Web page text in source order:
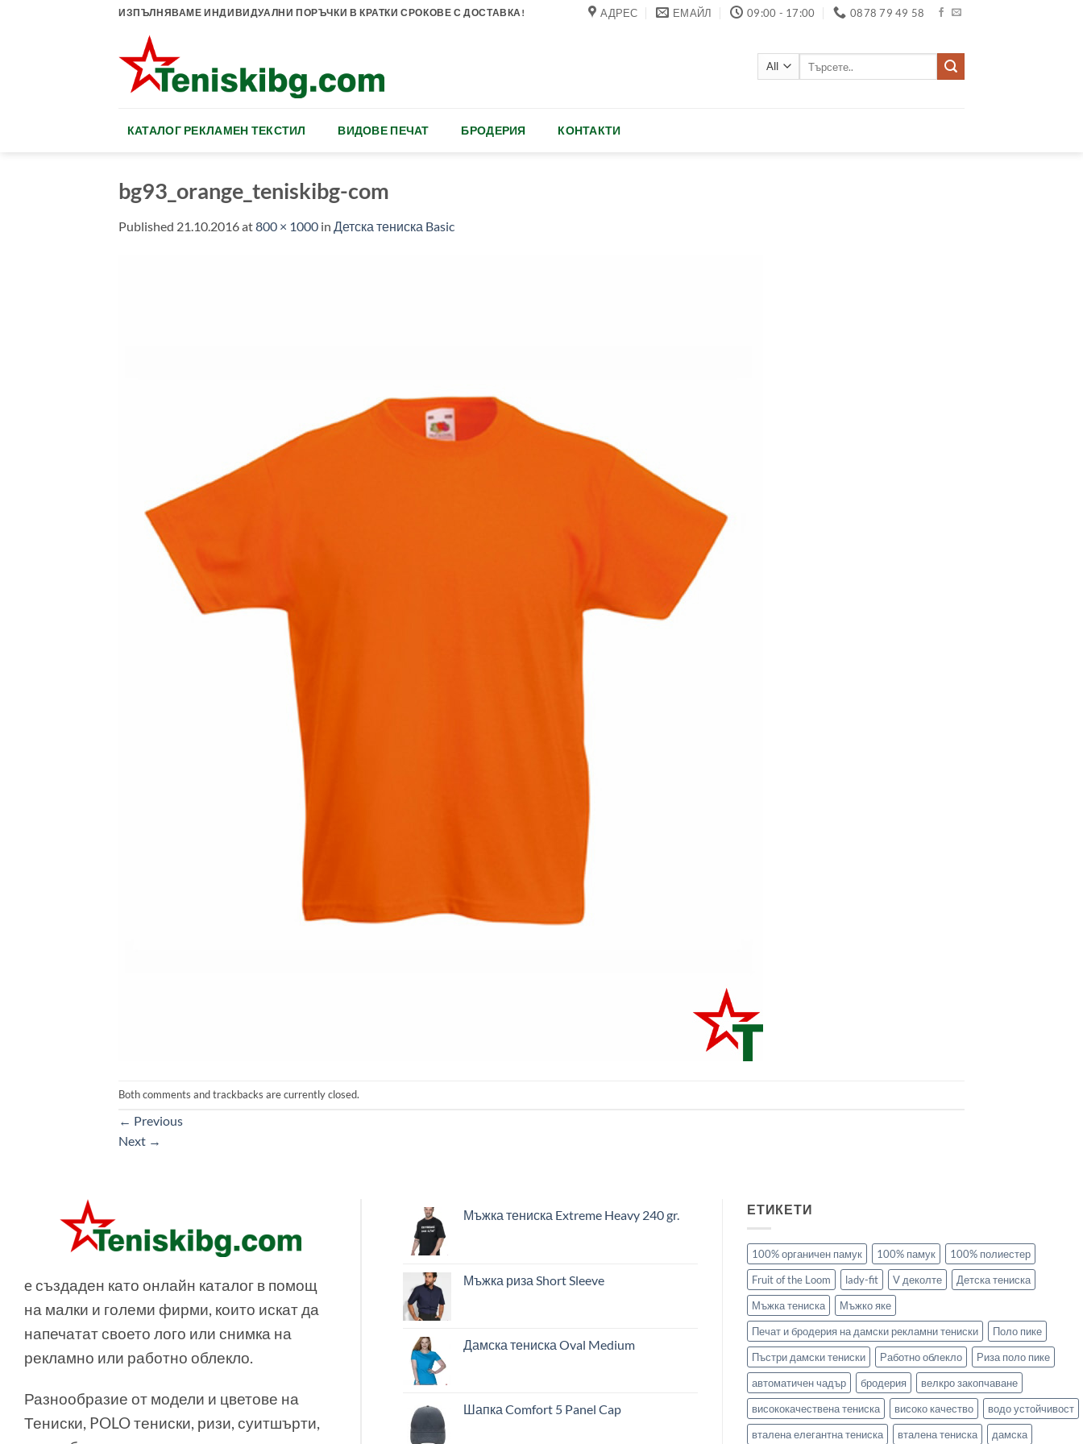
ИЗПЪЛНЯВАМЕ ИНДИВИДУАЛНИ ПОРЪЧКИ В КРАТКИ СРОКОВЕ С ДОСТАВКА! АДРЕС ЕМАЙЛ 09:00 - 17:00 0878 79 49 58
КАТАЛОГ РЕКЛАМЕН ТЕКСТИЛ ВИДОВЕ ПЕЧАТ БРОДЕРИЯ КОНТАКТИ
bg93_orange_teniskibg-com
Published 21.10.2016at800 × 1000 in Детска тениска Basic
Both comments and trackbacks are currently closed.
← Previous
Next →
e създаден като онлайн каталог в помощ
на малки и големи фирми, които искат да
напечатат своето лого или снимка на
рекламно или работно облекло.
Разнообразие от модели и цветове на
Тениски, POLO тениски, ризи, суитшърти,
Мъжка тениска Extreme Heavy 240 gr.
Мъжка риза Short Sleeve
Дамска тениска Oval Medium
Шапка Comfort 5 Panel Cap
ЕТИКЕТИ
100% органичен памук 100% памук
100% полиестер
Fruit of the Loom
lady-fit V деколте
Детска тениска
Мъжка тениска
Мъжко яке
Печат и бродерия на дамски рекламни тениски
Поло пике
Пъстри дамски тениски
Работно облекло
Риза поло пике
автоматичен чадър
бродерия
велкро закопчаване
висококачествена тениска
високо качество
водо устойчивост
вталена елегантна тениска
вталена тениска дамска